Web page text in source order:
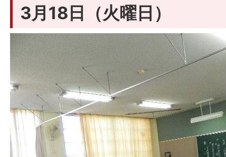
3月18日（火曜日）